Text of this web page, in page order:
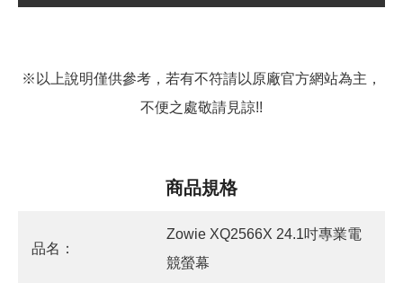
※以上說明僅供參考，若有不符請以原廠官方網站為主，
不便之處敬請見諒!!
商品規格
品名：
Zowie XQ2566X 24.1吋專業電
競螢幕